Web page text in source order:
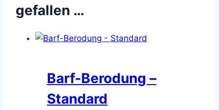
gefallen …
Barf-Berodung –
Standard